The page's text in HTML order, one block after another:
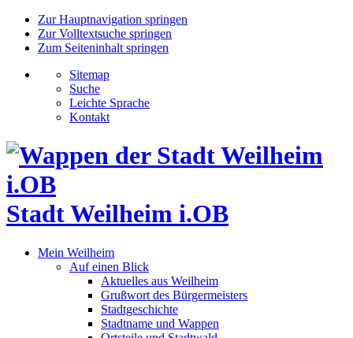
Zur Hauptnavigation springen
Zur Volltextsuche springen
Zum Seiteninhalt springen
Sitemap
Suche
Leichte Sprache
Kontakt
Stadt Weilheim i.OB
Mein Weilheim
Auf einen Blick
Aktuelles aus Weilheim
Grußwort des Bürgermeisters
Stadtgeschichte
Stadtname und Wappen